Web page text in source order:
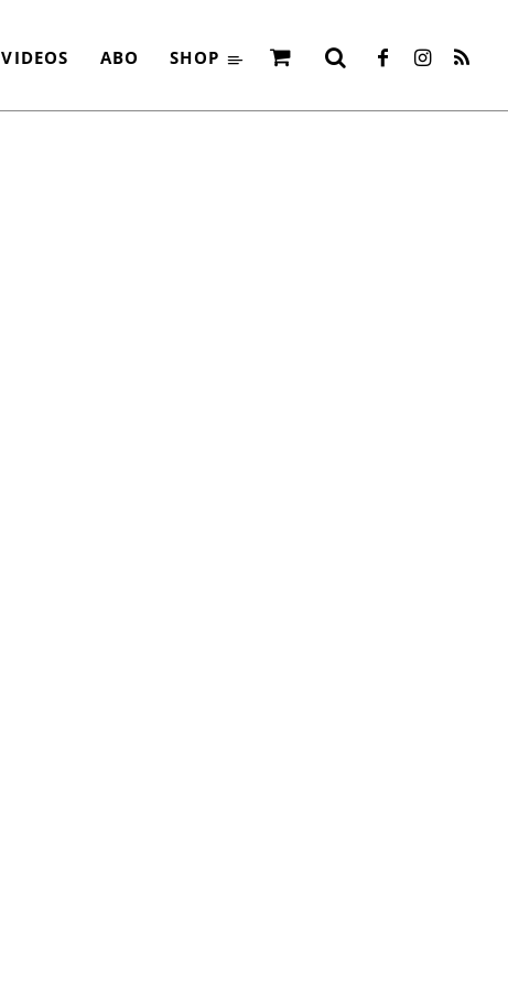
VIDEOS ABO SHOP